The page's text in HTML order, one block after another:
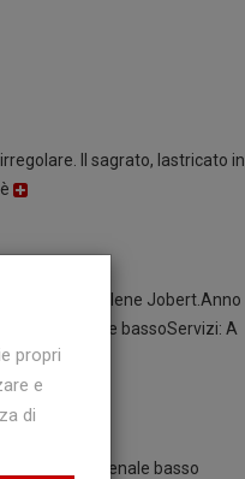
Il sagrato, lastricato in
e Marlene Jobert.Anno
con schienale bassoServizi: A
con schienale basso
propri
e
di